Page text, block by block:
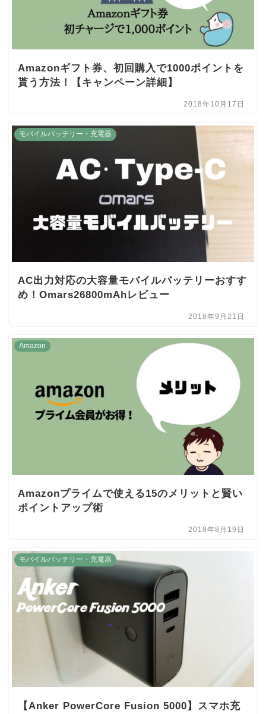
Amazonギフト券、初回購入で1000ポイントを
貰う方法！【キャンペーン詳細】
2018年10月17日
モバイルバッテリー・充電器
AC出力対応の大容量モバイルバッテリーおすす
め！Omars26800mAhレビュー
2018年9月21日
Amazon
Amazonプライムで使える15のメリットと賢い
ポイントアップ術
2018年8月19日
モバイルバッテリー・充電器
【Anker PowerCore Fusion 5000】スマホ充